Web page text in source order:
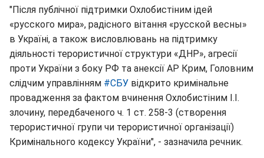
"Після публічної підтримки Охлобистіним ідей
«русского мира», радісного вітання «русской весны»
в Україні, а також висловлювань на підтримку
діяльності терористичної структури «ДНР», агресії
проти України з боку РФ та анексії АР Крим, Головним
слідчим управлінням #СБУ відкрито кримінальне
провадження за фактом вчинення Охлобистіним І.І.
злочину, передбаченого ч. 1 ст. 258-3 (створення
терористичної групи чи терористичної організації)
Кримінального кодексу України", - зазначила речник.